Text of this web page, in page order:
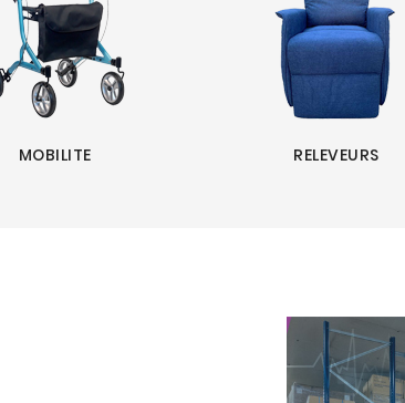
MOBILITE RELEVEURS